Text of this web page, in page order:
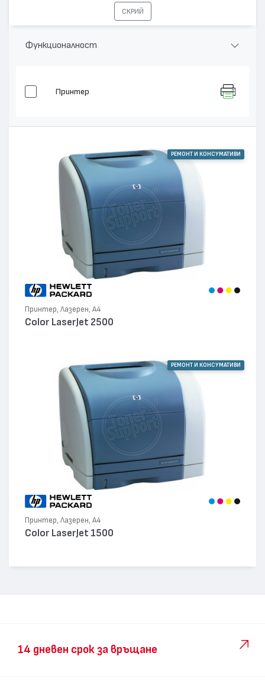
СКРИЙ
Функционалност
Принтер
РЕМОНТ И КОНСУМАТИВИ
Принтер, Лазерен, А4
Color LaserJet 2500
РЕМОНТ И КОНСУМАТИВИ
Принтер, Лазерен, А4
Color LaserJet 1500
14 дневен срок за връщане